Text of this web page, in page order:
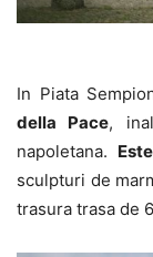
In Piata
della Pace,
napoletana.
sculpturi de
trasura trasa de